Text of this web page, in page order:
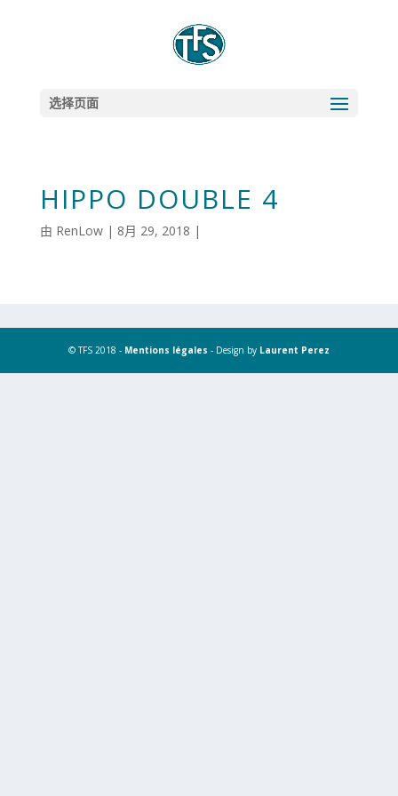
选择页面
HIPPO DOUBLE 4
由 RenLow| 8月 29, 2018 |
© TFS 2018 - Mentions légales - Design by Laurent Perez